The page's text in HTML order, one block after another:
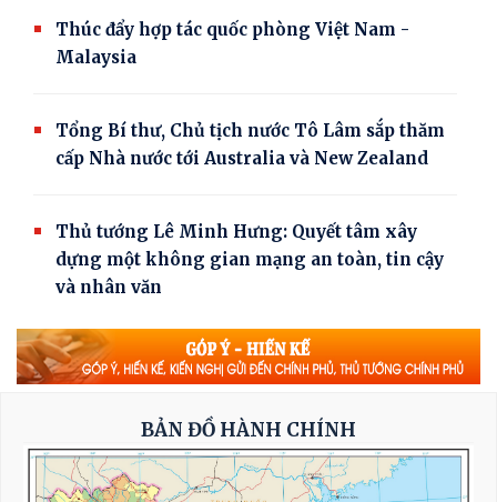
Thúc đẩy hợp tác quốc phòng Việt Nam -
Malaysia
Tổng Bí thư, Chủ tịch nước Tô Lâm sắp thăm
cấp Nhà nước tới Australia và New Zealand
Thủ tướng Lê Minh Hưng: Quyết tâm xây
dựng một không gian mạng an toàn, tin cậy
và nhân văn
Thủ tướng Lê Minh Hưng: Bảo đảm an ninh
mạng phải gắn kết chặt chẽ, đồng bộ giữa 'bảo
vệ hệ thống' và 'bảo vệ con người'*
Toàn văn phát biểu của Thường trực Ban Bí
BẢN ĐỒ HÀNH CHÍNH